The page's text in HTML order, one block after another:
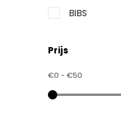
BIBS
Prijs
€0 - €50